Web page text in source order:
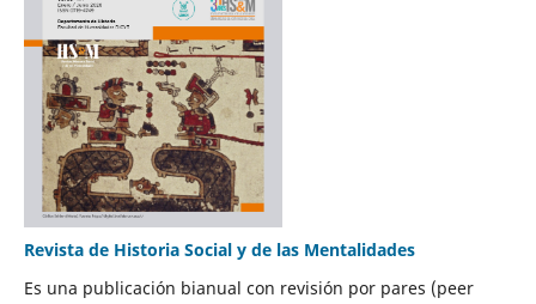
Revista de Historia Social y de las Mentalidades
Es una publicación bianual con revisión por pares (peer